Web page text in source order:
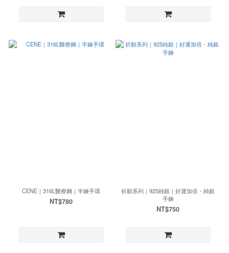
CENE｜316L醫療鋼｜半鍊手環
NT$780
祈願系列｜925純銀｜好運加倍・純銀
手鍊
NT$750